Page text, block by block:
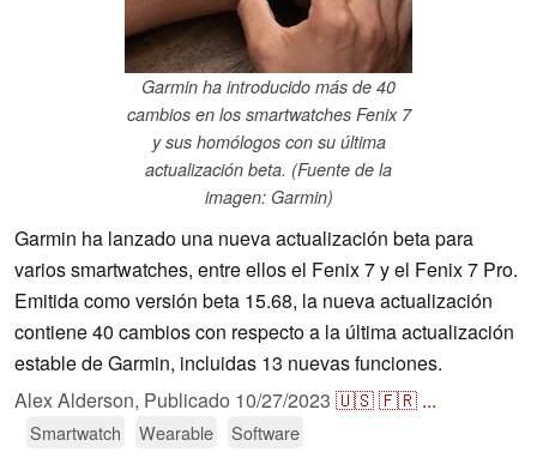
Garmin ha introducido más de 40
cambios en los smartwatches Fenix 7
y sus homólogos con su última
actualización beta. (Fuente de la
imagen: Garmin)
Garmin ha lanzado una nueva actualización beta para
varios smartwatches, entre ellos el Fenix 7 y el Fenix 7 Pro.
Emitida como versión beta 15.68, la nueva actualización
contiene 40 cambios con respecto a la última actualización
estable de Garmin, incluidas 13 nuevas funciones.
Alex Alderson, Publicado 10/27/2023 🇺🇸🇫🇷 ...
Smartwatch Wearable Software